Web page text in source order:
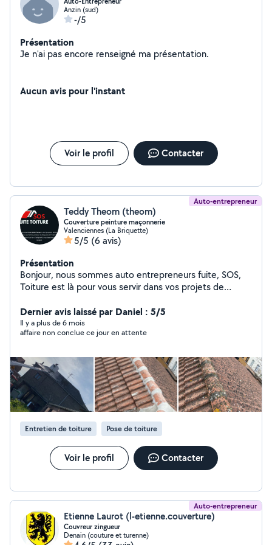
Anzin (sud)
-/5
Présentation
Je n'ai pas encore renseigné ma présentation.
Aucun avis pour l'instant
Voir le profil Contacter
Auto-entrepreneur
Teddy Theom (theom)
Couverture peinture maçonnerie
Valenciennes (La Briquette)
5/5 (6 avis)
Présentation
Bonjour, nous sommes auto entrepreneurs fuite, SOS,
Toiture est là pour vous servir dans vos projets de
déplacements sont gratuits. N'hésitez pas à nous
contacter en vous remerciant.
Dernier avis laissé par Daniel : 5/5
Il y a plus de 6 mois
affaire non conclue ce jour en attente
Entretien de toiture Pose de toiture
Voir le profil Contacter
Auto-entrepreneur
Etienne Laurot (l-etienne.couverture)
Couvreur zingueur
Denain (couture et turenne)